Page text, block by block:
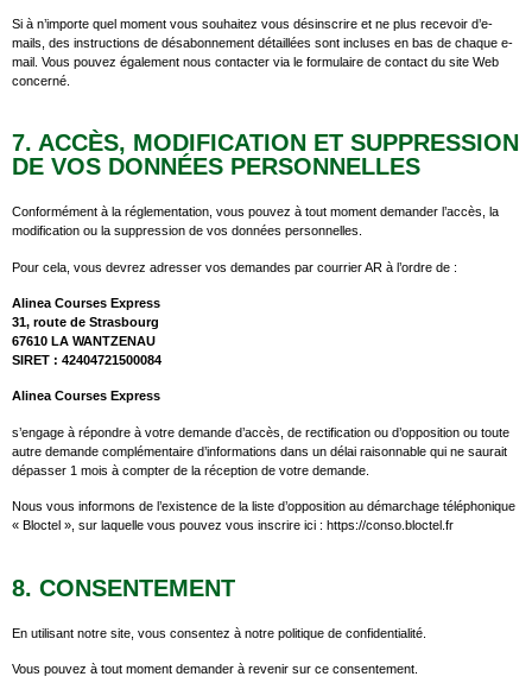
Si à n’importe quel moment vous souhaitez vous désinscrire et ne plus recevoir d’e-
mails, des instructions de désabonnement détaillées sont incluses en bas de chaque e-
mail. Vous pouvez également nous contacter via le formulaire de contact du site Web
concerné.
7. ACCÈS, MODIFICATION ET SUPPRESSION
DE VOS DONNÉES PERSONNELLES
Conformément à la réglementation, vous pouvez à tout moment demander l’accès, la
modification ou la suppression de vos données personnelles.
Pour cela, vous devrez adresser vos demandes par courrier AR à l’ordre de :
Alinea Courses Express
31, route de Strasbourg
67610 LA WANTZENAU
SIRET : 42404721500084
Alinea Courses Express
s’engage à répondre à votre demande d’accès, de rectification ou d’opposition ou toute
autre demande complémentaire d’informations dans un délai raisonnable qui ne saurait
dépasser 1 mois à compter de la réception de votre demande.
Nous vous informons de l’existence de la liste d’opposition au démarchage téléphonique
« Bloctel », sur laquelle vous pouvez vous inscrire ici : https://conso.bloctel.fr
8. CONSENTEMENT
En utilisant notre site, vous consentez à notre politique de confidentialité.
Vous pouvez à tout moment demander à revenir sur ce consentement.